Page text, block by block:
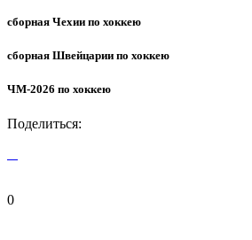
сборная Чехии по хоккею
сборная Швейцарии по хоккею
ЧМ-2026 по хоккею
Поделиться:
0